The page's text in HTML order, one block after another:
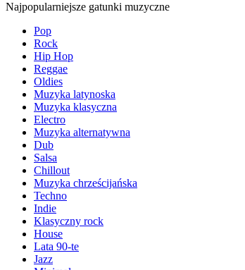
Najpopularniejsze gatunki muzyczne
Pop
Rock
Hip Hop
Reggae
Oldies
Muzyka latynoska
Muzyka klasyczna
Electro
Muzyka alternatywna
Dub
Salsa
Chillout
Muzyka chrześcijańska
Techno
Indie
Klasyczny rock
House
Lata 90-te
Jazz